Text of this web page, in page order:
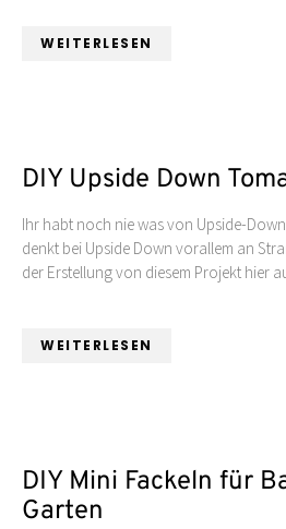
WEITERLESEN
DIY Upside Down
Ihr habt noch nie was von Upside-
denkt bei Upside Down vorallem an
der Erstellung von diesem Projekt hier
WEITERLESEN
DIY Mini Fackeln für
Garten